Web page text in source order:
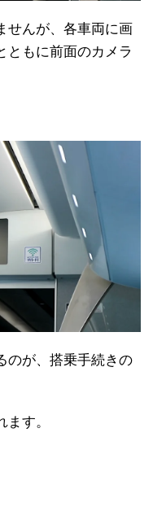
せんが、各車両に画
ともに前面のカメラ
のが、搭乗手続きの
す。